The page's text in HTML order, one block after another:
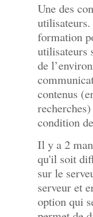
Une des
formation
utilisateurs
de
contenus
condition
Il y a 2
qu'il soit
sur le
serveur et
option qui